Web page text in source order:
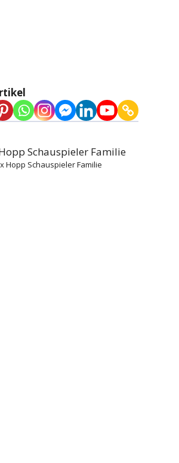
Hopp Schauspieler Familie